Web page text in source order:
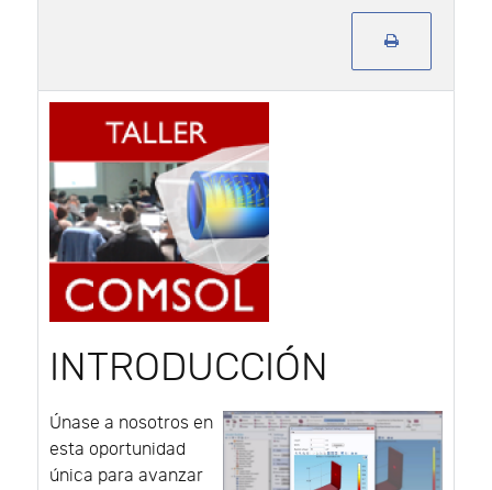
INTRODUCCIÓN
Únase a nosotros en
esta oportunidad
única para avanzar